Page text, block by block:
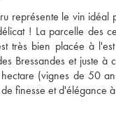
représente le vin idéal
! La parcelle des
très bien placée à
Bressandes et juste à
(vignes de 50
finesse et d'élégance